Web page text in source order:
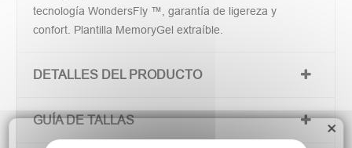
tecnología WondersFly ™, garantía de ligereza y
confort. Plantilla MemoryGel extraíble.
DETALLES DEL PRODUCTO
GUÍA DE TALLAS ×